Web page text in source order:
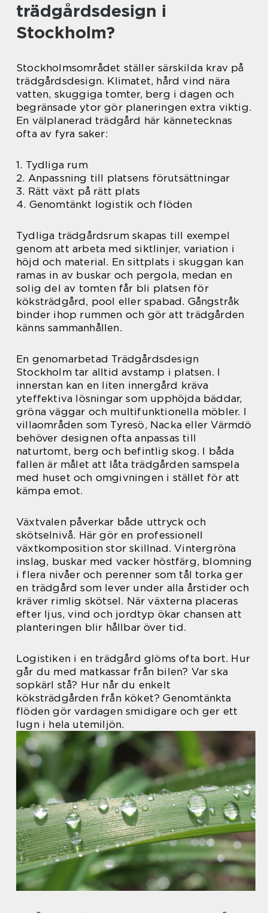
trädgårdsdesign i
Stockholm?
Stockholmsområdet ställer särskilda krav på
trädgårdsdesign. Klimatet, hård vind nära
vatten, skuggiga tomter, berg i dagen och
begränsade ytor gör planeringen extra viktig.
En välplanerad trädgård här kännetecknas
ofta av fyra saker:
1. Tydliga rum
2. Anpassning till platsens förutsättningar
3. Rätt växt på rätt plats
4. Genomtänkt logistik och flöden
Tydliga trädgårdsrum skapas till exempel
genom att arbeta med siktlinjer, variation i
höjd och material. En sittplats i skuggan kan
ramas in av buskar och pergola, medan en
solig del av tomten får bli platsen för
köksträdgård, pool eller spabad. Gångstråk
binder ihop rummen och gör att trädgården
känns sammanhållen.
En genomarbetad Trädgårdsdesign
Stockholm tar alltid avstamp i platsen. I
innerstan kan en liten innergård kräva
yteffektiva lösningar som upphöjda bäddar,
gröna väggar och multifunktionella möbler. I
villaområden som Tyresö, Nacka eller Värmdö
behöver designen ofta anpassas till
naturtomt, berg och befintlig skog. I båda
fallen är målet att låta trädgården samspela
med huset och omgivningen i stället för att
kämpa emot.
Växtvalen påverkar både uttryck och
skötselnivå. Här gör en professionell
växtkomposition stor skillnad. Vintergröna
inslag, buskar med vacker höstfärg, blomning
i flera nivåer och perenner som tål torka ger
en trädgård som lever under alla årstider och
kräver rimlig skötsel. När växterna placeras
efter ljus, vind och jordtyp ökar chansen att
planteringen blir hållbar över tid.
Logistiken i en trädgård glöms ofta bort. Hur
går du med matkassar från bilen? Var ska
sopkärl stå? Hur når du enkelt
köksträdgården från köket? Genomtänkta
flöden gör vardagen smidigare och ger ett
lugn i hela utemiljön.